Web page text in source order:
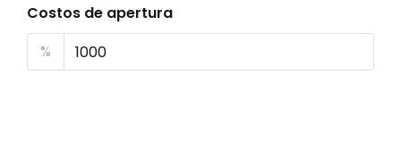
Costos de apertura
%